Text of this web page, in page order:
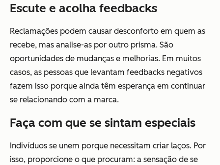
Escute e acolha feedbacks
Reclamações podem causar desconforto em quem as
recebe, mas analise-as por outro prisma. São
oportunidades de mudanças e melhorias. Em muitos
casos, as pessoas que levantam feedbacks negativos
fazem isso porque ainda têm esperança em continuar
se relacionando com a marca.
Faça com que se sintam especiais
Indivíduos se unem porque necessitam criar laços. Por
isso, proporcione o que procuram: a sensação de se